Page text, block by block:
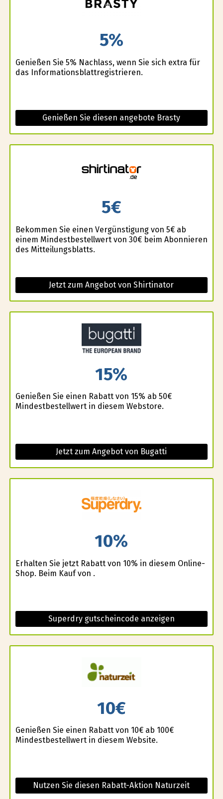
5%
Genießen Sie 5% Nachlass, wenn Sie sich extra für
das Informationsblattregistrieren.
Genießen Sie diesen angebote Brasty
5€
Bekommen Sie einen Vergünstigung von 5€ ab
einem Mindestbestellwert von 30€ beim Abonnieren
des Mitteilungsblatts.
Jetzt zum Angebot von Shirtinator
15%
Genießen Sie einen Rabatt von 15% ab 50€
Mindestbestellwert in diesem Webstore.
Jetzt zum Angebot von Bugatti
10%
Erhalten Sie jetzt Rabatt von 10% in diesem Online-
Shop. Beim Kauf von .
Superdry gutscheincode anzeigen
10€
Genießen Sie einen Rabatt von 10€ ab 100€
Mindestbestellwert in diesem Website.
Nutzen Sie diesen Rabatt-Aktion Naturzeit